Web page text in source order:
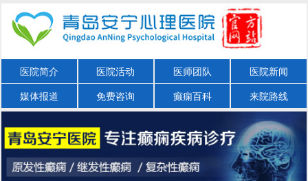
医院简介 医院活动 医师团队 医院新闻
媒体报道 免费咨询 癫痫百科 来院路线